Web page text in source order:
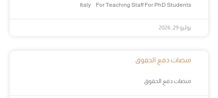
Italy For Teaching Staff For PhD Students
يوليو 29, 2026
منصات دفع الحقوق
منصات دفع الحقوق